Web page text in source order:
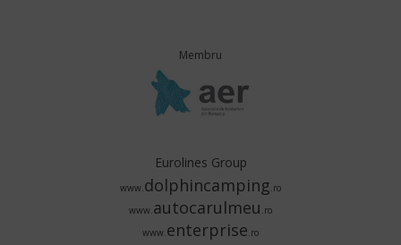
Membru
Eurolines Group
www.dolphincamping.ro
www.autocarulmeu .ro
www.enterprise.ro